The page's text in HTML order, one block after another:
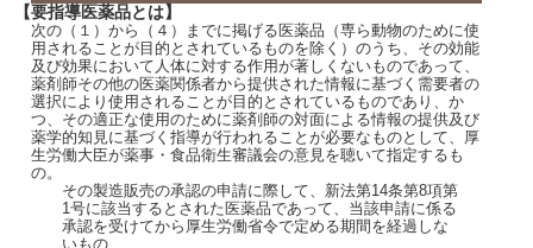
【要指導医薬品とは】
次の（１）から（４）までに掲げる医薬品（専ら動物のために使
用されることが目的とされているものを除く）のうち、その効能
及び効果において人体に対する作用が著しくないものであって、
薬剤師その他の医薬関係者から提供された情報に基づく需要者の
選択により使用されることが目的とされているものであり、か
つ、その適正な使用のために薬剤師の対面による情報の提供及び
薬学的知見に基づく指導が行われることが必要なものとして、厚
生労働大臣が薬事・食品衛生審議会の意見を聴いて指定するも
の。
その製造販売の承認の申請に際して、新法第14条第8項第
1号に該当するとされた医薬品であって、当該申請に係る
承認を受けてから厚生労働省令で定める期間を経過しな
いもの